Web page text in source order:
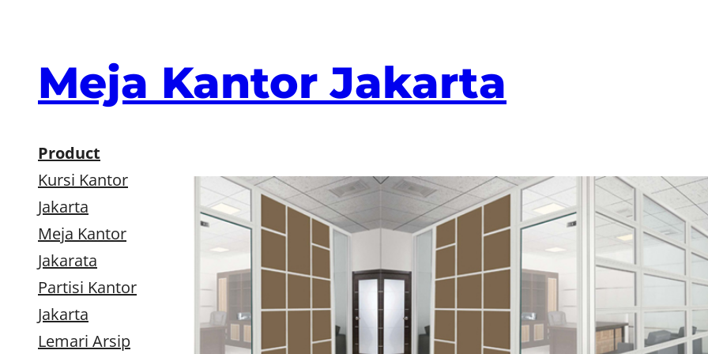
Meja Kantor Jakarta
Product
Kursi Kantor
Jakarta
Meja Kantor
Jakarata
Partisi Kantor
Jakarta
Lemari Arsip